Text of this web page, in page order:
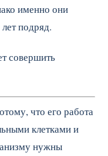
именно они
подряд.
совершить
что его работа
клетками и
нужны